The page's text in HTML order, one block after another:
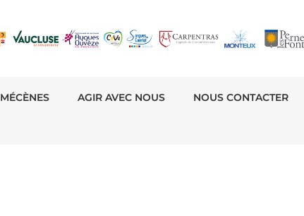
AGIR AVEC NOUS NOUS CONTACTER